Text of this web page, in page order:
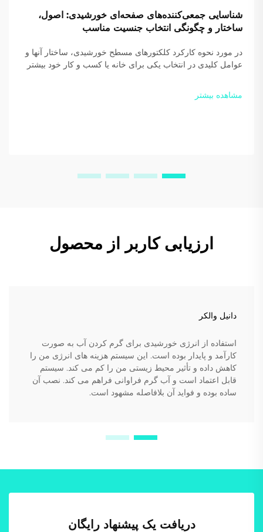
شناسایی جمعی‌کننده‌های صفحه‌ای خورشیدی: اصول،
ساختار و چگونگی انتخاب جنسیت مناسب
در مورد نحوه کارکرد کلکتورهای مسطح خورشیدی، ساختار آنها و
عوامل کلیدی در انتخاب یکی برای خانه یا کسب و کار خود بیشتر
راهنمای رایگان ما را دانلود کنید.
مشاهده بیشتر
ارزیابی کاربر از محصول
دانیل والکر
استفاده از انرژی خورشیدی برای گرم کردن آب به صورت
کارآمد و پایدار بوده است. این سیستم هزینه های انرژی من را
کاهش داده و تأثیر محیط زیستی من را کم می کند. سیستم
قابل اعتماد است و آب گرم فراوانی فراهم می کند. نصب آن
ساده بوده و فواید آن بلافاصله مشهود است.
دریافت یک پیشنهاد رایگان